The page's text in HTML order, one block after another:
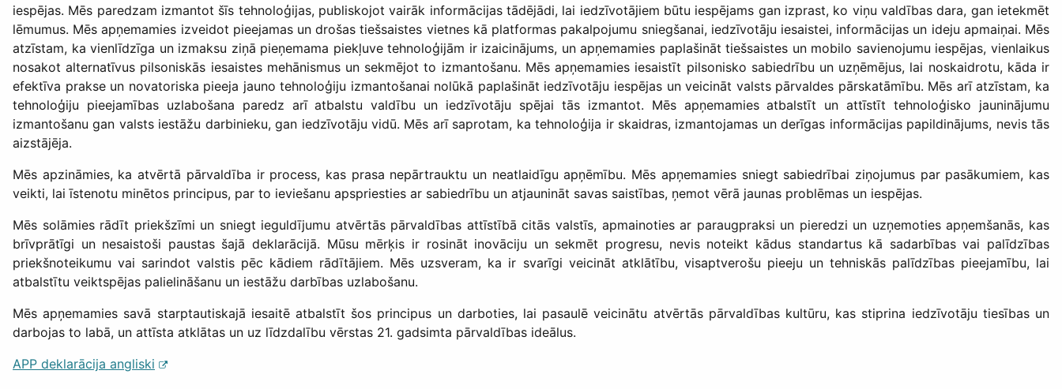
iespējas. Mēs paredzam izmantot šīs tehnoloģijas, publiskojot vairāk informācijas tādējādi, lai iedzīvotājiem būtu iespējams gan izprast, ko viņu valdības dara, gan ietekmēt
lēmumus. Mēs apņemamies izveidot pieejamas un drošas tiešsaistes vietnes kā platformas pakalpojumu sniegšanai, iedzīvotāju iesaistei, informācijas un ideju apmaiņai. Mēs
atzīstam, ka vienlīdzīga un izmaksu ziņā pieņemama piekļuve tehnoloģijām ir izaicinājums, un apņemamies paplašināt tiešsaistes un mobilo savienojumu iespējas, vienlaikus
nosakot alternatīvus pilsoniskās iesaistes mehānismus un sekmējot to izmantošanu. Mēs apņemamies iesaistīt pilsonisko sabiedrību un uzņēmējus, lai noskaidrotu, kāda ir
efektīva prakse un novatoriska pieeja jauno tehnoloģiju izmantošanai nolūkā paplašināt iedzīvotāju iespējas un veicināt valsts pārvaldes pārskatāmību. Mēs arī atzīstam, ka
tehnoloģiju pieejamības uzlabošana paredz arī atbalstu valdību un iedzīvotāju spējai tās izmantot. Mēs apņemamies atbalstīt un attīstīt tehnoloģisko jauninājumu
izmantošanu gan valsts iestāžu darbinieku, gan iedzīvotāju vidū. Mēs arī saprotam, ka tehnoloģija ir skaidras, izmantojamas un derīgas informācijas papildinājums, nevis tās
aizstājēja.
Mēs apzināmies, ka atvērtā pārvaldība ir process, kas prasa nepārtrauktu un neatlaidīgu apņēmību. Mēs apņemamies sniegt sabiedrībai ziņojumus par pasākumiem, kas
veikti, lai īstenotu minētos principus, par to ieviešanu apspriesties ar sabiedrību un atjaunināt savas saistības, ņemot vērā jaunas problēmas un iespējas.
Mēs solāmies rādīt priekšzīmi un sniegt ieguldījumu atvērtās pārvaldības attīstībā citās valstīs, apmainoties ar paraugpraksi un pieredzi un uzņemoties apņemšanās, kas
brīvprātīgi un nesaistoši paustas šajā deklarācijā. Mūsu mērķis ir rosināt inovāciju un sekmēt progresu, nevis noteikt kādus standartus kā sadarbības vai palīdzības
priekšnoteikumu vai sarindot valstis pēc kādiem rādītājiem. Mēs uzsveram, ka ir svarīgi veicināt atklātību, visaptverošu pieeju un tehniskās palīdzības pieejamību, lai
atbalstītu veiktspējas palielināšanu un iestāžu darbības uzlabošanu.
Mēs apņemamies savā starptautiskajā iesaitē atbalstīt šos principus un darboties, lai pasaulē veicinātu atvērtās pārvaldības kultūru, kas stiprina iedzīvotāju tiesības un
darbojas to labā, un attīsta atklātas un uz līdzdalību vērstas 21. gadsimta pārvaldības ideālus.
APP deklarācija angliski